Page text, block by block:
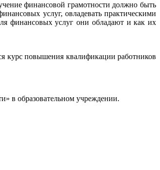
финансовой грамотности должно быть
услуг, овладевать практическими
финансовых услуг они обладают и как их
курс повышения квалификации работников
в образовательном учреждении.